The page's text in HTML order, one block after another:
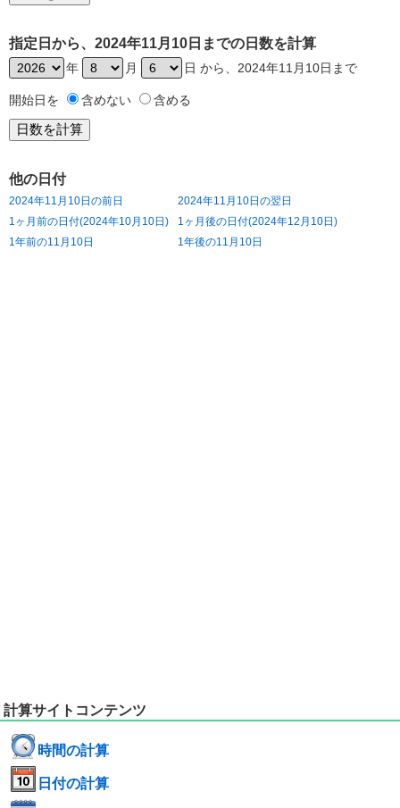
指定日から、2024年11月10日までの日数を計算
年 月 日 から、2024年11月10日まで
開始日を 含めない 含める
他の日付
2024年11月10日の前日
2024年11月10日の翌日
1ヶ月前の日付(2024年10月10日)
1ヶ月後の日付(2024年12月10日)
1年前の11月10日
1年後の11月10日
計算サイトコンテンツ
時間の計算
日付の計算